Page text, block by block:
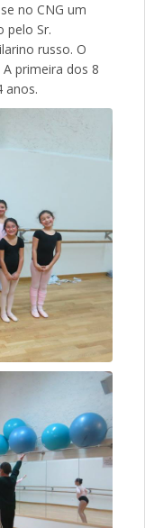
no CNG um
pelo Sr.
russo. O
primeira dos 8
anos.